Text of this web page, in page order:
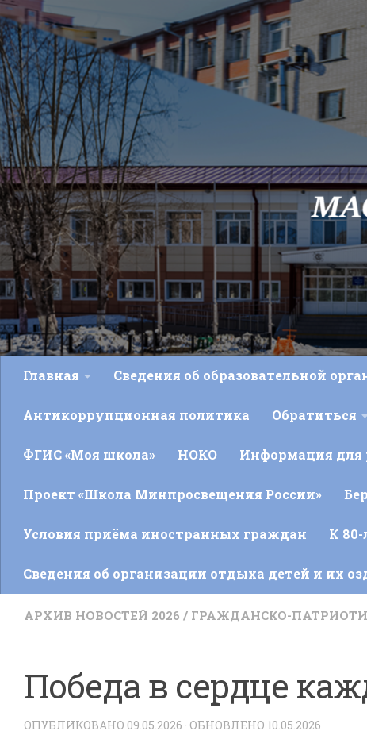
Skip to content
Главная Сведения об образовательной
Антикоррупционная политика Обратиться
ФГИС «Моя школа» НОКО Информация для
Проект «Школа Минпросвещения России»
Условия приёма иностранных граждан К
Сведения об организации отдыха детей и их
АРХИВ НОВОСТЕЙ 2026 / ГРАЖДАНСКО-
Победа в сердце
ОПУБЛИКОВАНО 09.05.2026 · ОБНОВЛЕНО 10.05.2026